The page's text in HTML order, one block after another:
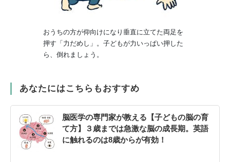
おうちの方が仰向けになり垂直に立てた両足を
押す「力だめし」。子どもが力いっぱい押した
ら、倒れましょう。
あなたにはこちらもおすすめ
脳医学の専門家が教える【子どもの脳の育
て方】３歳までは急激な脳の成長期。英語
に触れるのは8歳からが有効！